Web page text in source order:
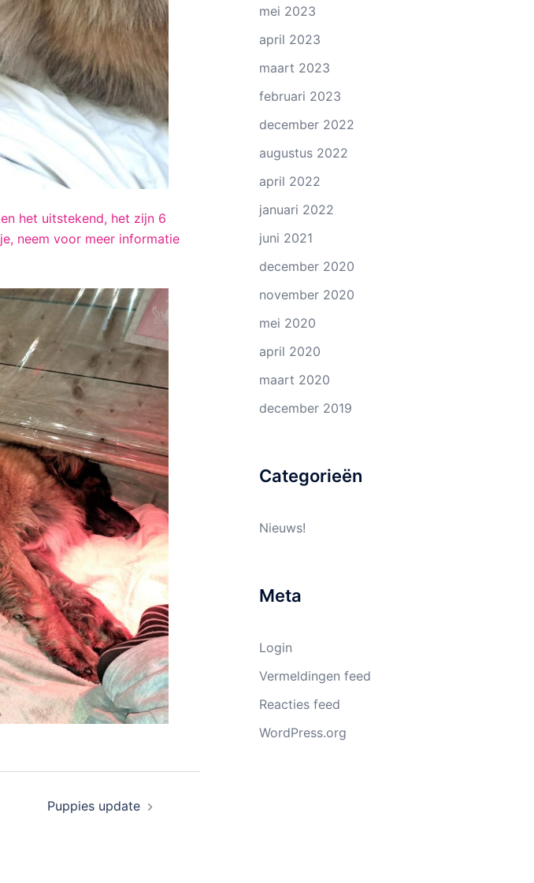
het uitstekend, het zijn 6
neem voor meer informatie
Puppies update
mei 2023
april 2023
maart 2023
februari 2023
december 2022
augustus 2022
april 2022
januari 2022
juni 2021
december 2020
november 2020
mei 2020
april 2020
maart 2020
december 2019
Categorieën
Nieuws!
Meta
Login
Vermeldingen feed
Reacties feed
WordPress.org